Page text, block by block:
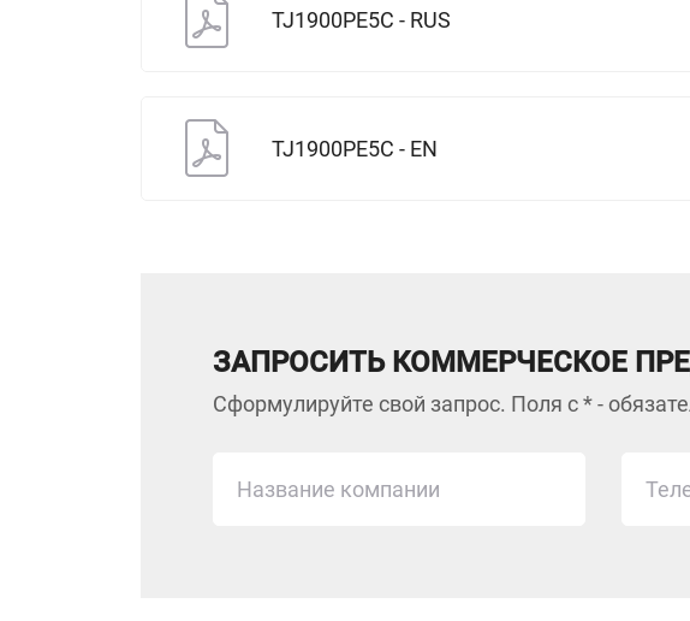
TJ1900PE5C - RUS
TJ1900PE5C - EN
ЗАПРОСИТЬ КОММЕРЧЕСКОЕ
Сформулируйте свой запрос. Поля с * -